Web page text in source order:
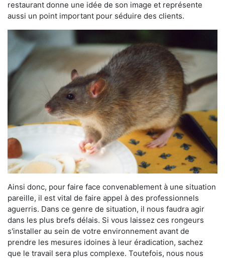
restaurant donne une idée de son image et représente
aussi un point important pour séduire des clients.
Ainsi donc, pour faire face convenablement à une situation
pareille, il est vital de faire appel à des professionnels
aguerris. Dans ce genre de situation, il nous faudra agir
dans les plus brefs délais. Si vous laissez ces rongeurs
s'installer au sein de votre environnement avant de
prendre les mesures idoines à leur éradication, sachez
que le travail sera plus complexe. Toutefois, nous nous